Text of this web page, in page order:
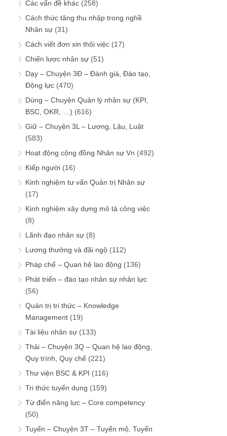
Các vấn đề khác (258)
Cách thức tăng thu nhập trong nghề
Nhân sự (31)
Cách viết đơn xin thôi việc (17)
Chiến lược nhân sự (51)
Dạy – Chuyện 3Đ – Đánh giá, Đào tạo,
Động lực (470)
Dùng – Chuyện Quản lý nhân sự (KPI,
BSC, OKR, …) (616)
Giữ – Chuyện 3L – Lương, Lậu, Luật
(583)
Hoạt động cộng đồng Nhân sự Vn (492)
Kiếp người (16)
Kinh nghiệm tư vấn Quản trị Nhân sự
(17)
Kinh nghiệm xây dựng mô tả công việc
(8)
Lãnh đạo nhân sự (8)
Lương thưởng và đãi ngộ (112)
Pháp chế – Quan hệ lao động (136)
Phát triển – đào tạo nhân sự nhân lực
(56)
Quản trị tri thức – Knowledge
Management (19)
Tài liệu nhân sự (133)
Thải – Chuyện 3Q – Quan hệ lao động,
Quy trình, Quy chế (221)
Thư viện BSC & KPI (116)
Tri thức tuyển dụng (159)
Từ điển năng lực – Core competency
(50)
Tuyển – Chuyện 3T – Tuyển mộ, Tuyển